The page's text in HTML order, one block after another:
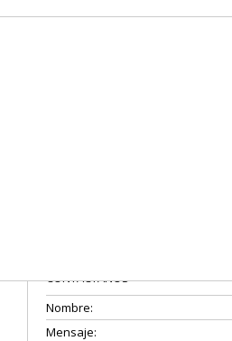
CONTÁCTANOS